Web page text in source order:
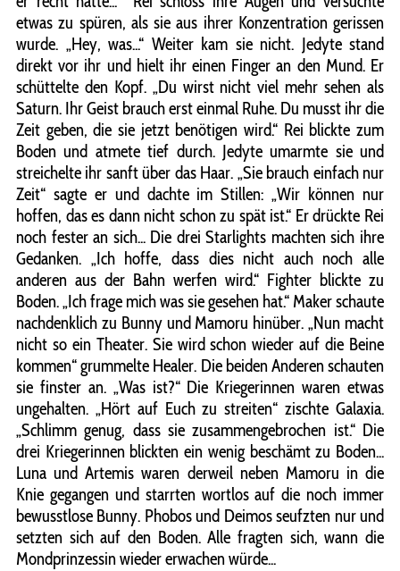
etwas zu spüren, als sie aus ihrer Konzentration gerissen
wurde. „Hey, was...“ Weiter kam sie nicht. Jedyte stand
direkt vor ihr und hielt ihr einen Finger an den Mund. Er
schüttelte den Kopf. „Du wirst nicht viel mehr sehen als
Saturn. Ihr Geist brauch erst einmal Ruhe. Du musst ihr die
Zeit geben, die sie jetzt benötigen wird.“ Rei blickte zum
Boden und atmete tief durch. Jedyte umarmte sie und
streichelte ihr sanft über das Haar. „Sie brauch einfach nur
Zeit“ sagte er und dachte im Stillen: „Wir können nur
hoffen, das es dann nicht schon zu spät ist.“ Er drückte Rei
noch fester an sich... Die drei Starlights machten sich ihre
Gedanken. „Ich hoffe, dass dies nicht auch noch alle
anderen aus der Bahn werfen wird.“ Fighter blickte zu
Boden. „Ich frage mich was sie gesehen hat.“ Maker schaute
nachdenklich zu Bunny und Mamoru hinüber. „Nun macht
nicht so ein Theater. Sie wird schon wieder auf die Beine
kommen“ grummelte Healer. Die beiden Anderen schauten
sie finster an. „Was ist?“ Die Kriegerinnen waren etwas
ungehalten. „Hört auf Euch zu streiten“ zischte Galaxia.
„Schlimm genug, dass sie zusammengebrochen ist.“ Die
drei Kriegerinnen blickten ein wenig beschämt zu Boden...
Luna und Artemis waren derweil neben Mamoru in die
Knie gegangen und starrten wortlos auf die noch immer
bewusstlose Bunny. Phobos und Deimos seufzten nur und
setzten sich auf den Boden. Alle fragten sich, wann die
Mondprinzessin wieder erwachen würde...